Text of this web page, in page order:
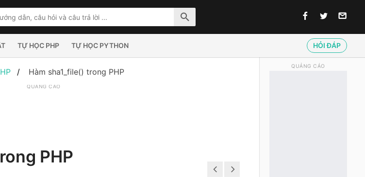
TỰ HỌC PHP TỰ HỌC PYTHON HỎI ĐÁP
Hàm sha1_file() trong PHP
QUẢNG CÁO
PHP
QUẢNG CÁO